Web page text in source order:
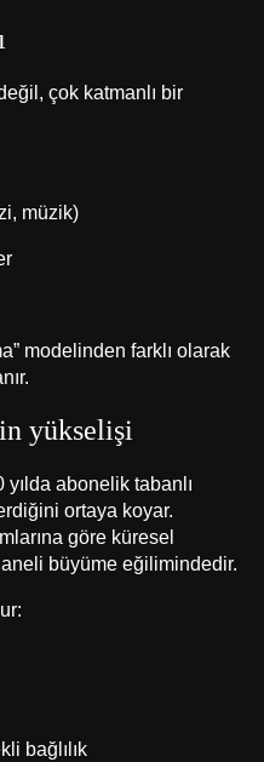
çok katmanlı bir
müzik)
modelinden farklı olarak
yükselişi
abonelik tabanlı
ortaya koyar.
göre küresel
büyüme eğilimindedir.
bağlılık